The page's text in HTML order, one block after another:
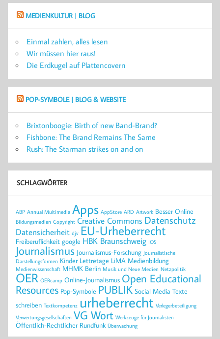
MEDIENKULTUR | BLOG
Einmal zahlen, alles lesen
Wir müssen hier raus!
Die Erdkugel auf Plattencovern
POP-SYMBOLE | BLOG & WEBSITE
Brixtonboogie: Birth of new Band-Brand?
Fishbone: The Brand Remains The Same
Rush: The Starman strikes on and on
SCHLAGWÖRTER
ABP Annual Multimedia Apps AppStore ARD Artwork Besser Online
Bildungsmedien Copyright Creative Commons Datenschutz
Datensicherheit djv EU-Urheberrecht
Freiberuflichkeit google HBK Braunschweig IOS
Journalismus Journalismus-Forschung Journalistische
Darstellungsformen Kinder Lettretage LiMA Medienbildung
Medienwissenschaft MHMK Berlin Musik und Neue Medien Netzpolitik
OER OERcamp Online-Journalismus Open Educational
Resources Pop-Symbole PUBLIK Social Media Texte
schreiben Textkompetenz urheberrecht Verlegerbeteiligung
Verwertungsgesellschaften VG Wort Werkzeuge für Journalisten
Öffentlich-Rechtlicher Rundfunk Überwachung